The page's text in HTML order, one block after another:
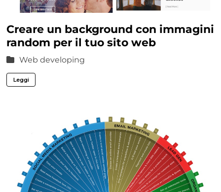
Creare un background con immagini
random per il tuo sito web
Web developing
Leggi